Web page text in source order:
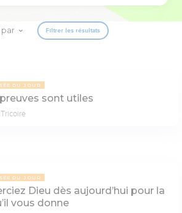
par Filtrer les résultats
DU JOUR
sont utiles
DU JOUR
Dieu dès aujourd’hui pour la
vous donne